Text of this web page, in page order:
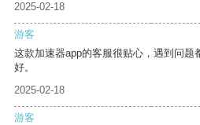
2025-02-18
游客
这款加速器app的客服很贴心，遇到问题
好。
2025-02-18
游客